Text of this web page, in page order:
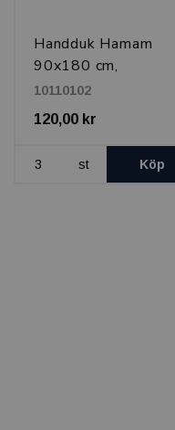
Handduk Hamam
90x180 cm,
Ljusblå/vit
10110102
120,00 kr
st Köp